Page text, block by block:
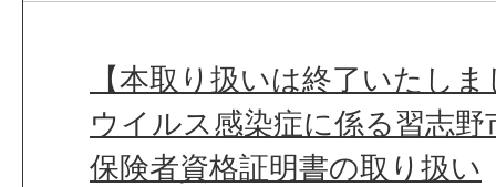
【本取り扱いは終了いたし
ウイルス感染症に係る習志
保険者資格証明書の取り扱い